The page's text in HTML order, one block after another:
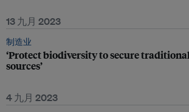
13 九月 2023
制造业
‘Protect biodiversity to secure
sources’
4 九月 2023